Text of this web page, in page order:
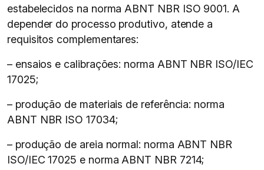
estabelecidos na norma ABNT NBR ISO 9001. A
depender do processo produtivo, atende a
requisitos complementares:
– ensaios e calibrações: norma ABNT NBR ISO/IEC
17025;
– produção de materiais de referência: norma
ABNT NBR ISO 17034;
– produção de areia normal: norma ABNT NBR
ISO/IEC 17025 e norma ABNT NBR 7214;